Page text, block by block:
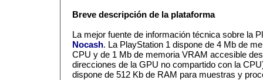
Breve descripción de la plataforma
La mejor fuente de información técnica sobre la
Nocash. La PlayStation 1 dispone de 4 Mb de
CPU y de 1 Mb de memoria VRAM accesible
direcciones de la GPU no compartido con la
dispone de 512 Kb de RAM para muestras y